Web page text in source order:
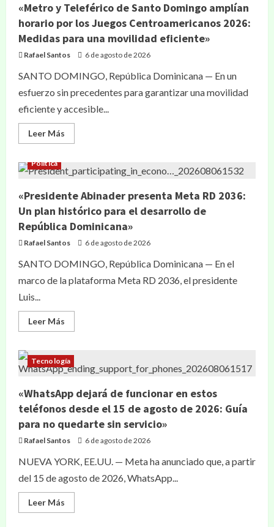
«Metro y Teleférico de Santo Domingo amplían
horario por los Juegos Centroamericanos 2026:
Medidas para una movilidad eficiente»
Rafael Santos 6 de agosto de 2026
SANTO DOMINGO, República Dominicana — En un
esfuerzo sin precedentes para garantizar una movilidad
eficiente y accesible...
Leer Más
Política
«Presidente Abinader presenta Meta RD 2036:
Un plan histórico para el desarrollo de
República Dominicana»
Rafael Santos 6 de agosto de 2026
SANTO DOMINGO, República Dominicana — En el
marco de la plataforma Meta RD 2036, el presidente
Luis...
Leer Más
Tecnología
«WhatsApp dejará de funcionar en estos
teléfonos desde el 15 de agosto de 2026: Guía
para no quedarte sin servicio»
Rafael Santos 6 de agosto de 2026
NUEVA YORK, EE.UU. — Meta ha anunciado que, a partir
del 15 de agosto de 2026, WhatsApp...
Leer Más